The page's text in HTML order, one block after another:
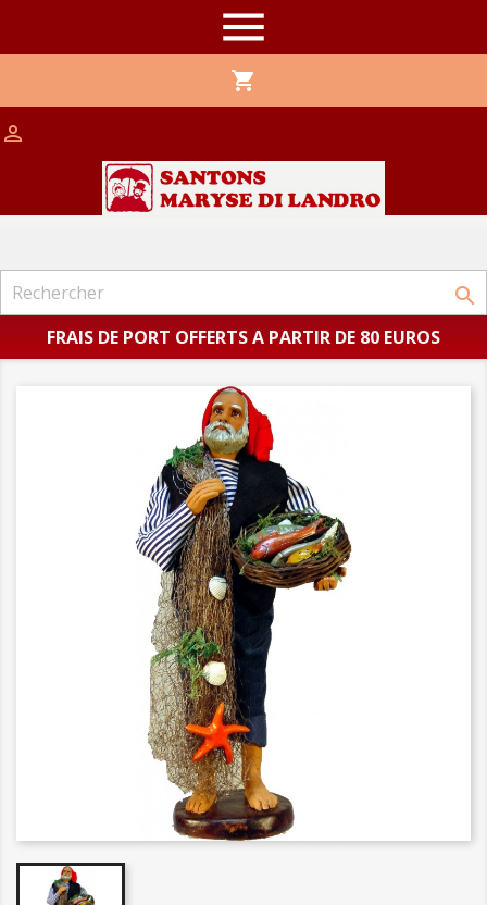

shopping_cart


FRAIS DE PORT OFFERTS A PARTIR DE 80 EUROS